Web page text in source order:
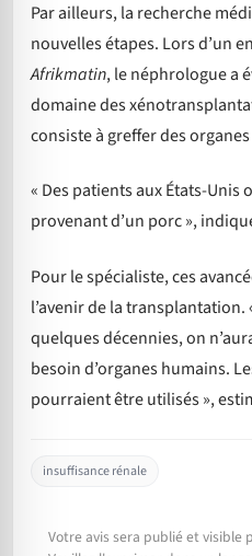
Par ailleurs, la recherche
nouvelles étapes. Lors d’un
Afrikmatin, le néphrologue a
domaine des
consiste à greffer des
« Des patients aux États-Unis
provenant d’un porc »,
Pour le spécialiste, ces
l’avenir de la transplantation.
quelques décennies, on
besoin d’organes humains.
pourraient être utilisés »,
insuffisance rénale
Votre avis sera publié et visible